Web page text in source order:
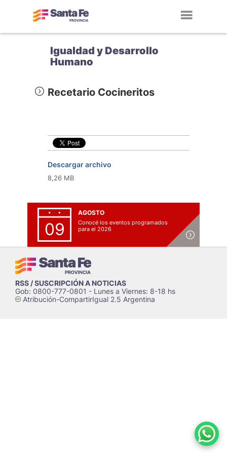
Igualdad y Desarrollo
Humano
Recetario Cocineritos
Descargar archivo
8,26 MB
09
AGOSTO
Conocé los eventos programados
para el 2026
RSS / SUSCRIPCIÓN A NOTICIAS
Gob: 0800-777-0801 - Lunes a Viernes: 8-18 hs
cAtribución-CompartirIgual 2.5 Argentina